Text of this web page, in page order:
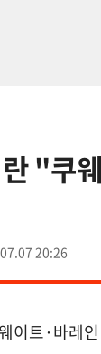
"쿠
20:26
이트·바레